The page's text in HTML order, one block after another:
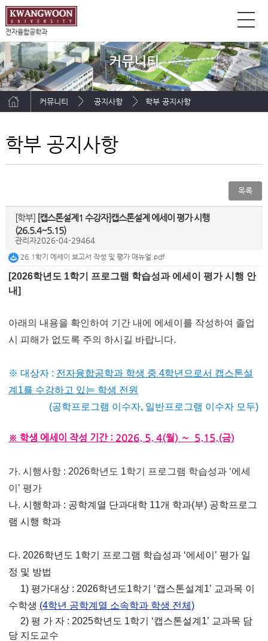
전자융합공학과
커뮤니티
커뮤니티 공지사항 학부 공지사항
학부 공지사항
목록
[학부] [캡스톤설계1 수강자]캡스톤설계 에세이 평가 시행
(26.5.4~5.15)
관리자2026-04-29464
26.1학기 에세이 보고서 작성 및 평가 매뉴얼.pdf
[2026학년도 1학기 프로그램 학습성과 에세이 평가 시행 안
내]
아래의 내용을 확인하여 기간 내에 에세이를 작성하여 졸업
시​ 피해가 없도록 주의 하시길 바랍니다.
※ 대상자 : 전자융합공학과 학생 중 4학년으로서 캡스톤설
계1를 수강하고 있는 학생 전원
(공학프로그램 이수자, 일반프로그램 이수자 모두)
※ 학생 에세이 작성 기간 : 2026. 5. 4(월) ∼ 5.15.(금)
가. 시행사항 : 2026학년도 1학기 프로그램 학습성과 ‘에세
이’ 평가
나. 시행학과 : 공학계열 단과대학 11개 학과(부) 공학프로그
램 시행 학과
다. 2026학년도 1학기 프로그램 학습성과 ‘에세이’ 평가 일
정 및 방법
1) 평가대상 : 2026학년도1학기 ‘캡스톤설계1’ 교과목 이
수학생 (4학년 공학계열 소속학과 학생 전체)
2) 평 가 자 : 2025학년도 1학기 ‘캡스톤설계1’ 교과목 담
당 지도교수